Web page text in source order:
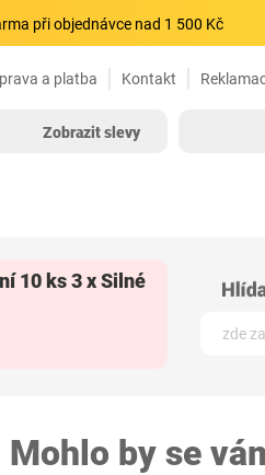
při objednávce nad 1 500 Kč
a platba Kontakt
Zobrazit slevy
10 ks 3 x Silné
Mohlo by se